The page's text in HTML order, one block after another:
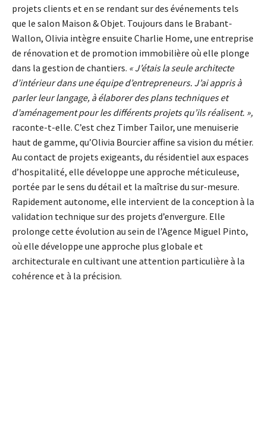
projets clients et en se rendant sur des événements tels
que le salon Maison & Objet. Toujours dans le Brabant-
Wallon, Olivia intègre ensuite Charlie Home, une entreprise
de rénovation et de promotion immobilière où elle plonge
dans la gestion de chantiers. « J’étais la seule architecte
d’intérieur dans une équipe d’entrepreneurs. J’ai appris à
parler leur langage, à élaborer des plans techniques et
d’aménagement pour les différents projets qu’ils réalisent. »,
raconte-t-elle. C’est chez Timber Tailor, une menuiserie
haut de gamme, qu’Olivia Bourcier affine sa vision du métier.
Au contact de projets exigeants, du résidentiel aux espaces
d’hospitalité, elle développe une approche méticuleuse,
portée par le sens du détail et la maîtrise du sur-mesure.
Rapidement autonome, elle intervient de la conception à la
validation technique sur des projets d’envergure. Elle
prolonge cette évolution au sein de l’Agence Miguel Pinto,
où elle développe une approche plus globale et
architecturale en cultivant une attention particulière à la
cohérence et à la précision.